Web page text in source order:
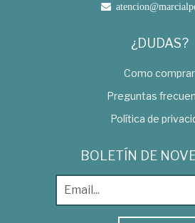
¿DUDAS?
Como comprar
Preguntas
Política de
BOLETÍN DE